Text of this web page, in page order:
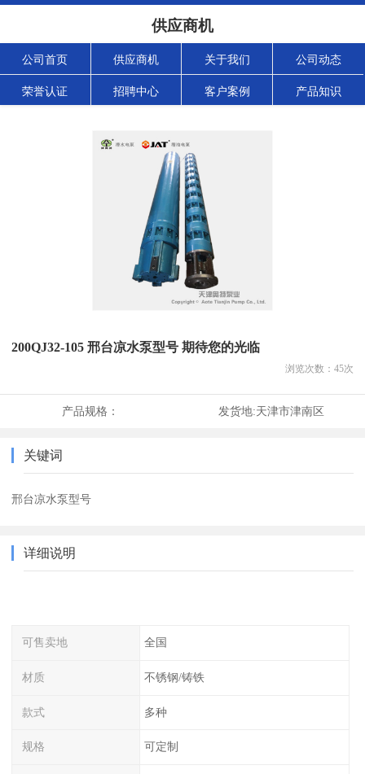
供应商机
公司首页 供应商机 关于我们 公司动态
荣誉认证 招聘中心 客户案例 产品知识
200QJ32-105 邢台凉水泵型号 期待您的光临
浏览次数： 45次
产品规格： 发货地:天津市津南区
关键词
邢台凉水泵型号
详细说明
可售卖地 全国
材质 不锈钢/铸铁
款式 多种
规格 可定制